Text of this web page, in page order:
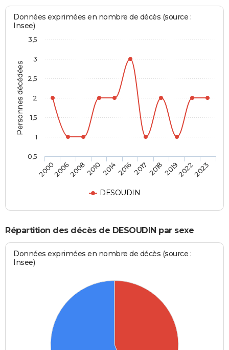
Personnes décédées
Données exprimées en nombre de décès (source :
Insee)
DESOUDIN
20002006200820102014201620172018201920222023
0,5
1
1,5
2
2,5
3
3,5
Répartition des décès de DESOUDIN par sexe
Données exprimées en nombre de décès (source :
Insee)